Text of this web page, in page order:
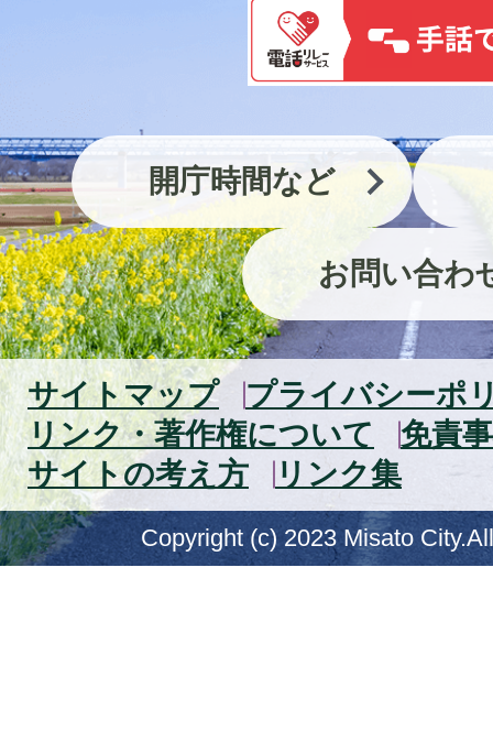
開庁時間など
お問い合わ
サイトマップ
プライバシーポ
リンク・著作権について
免責
サイトの考え方
リンク集
Copyright (c) 2023 Misato